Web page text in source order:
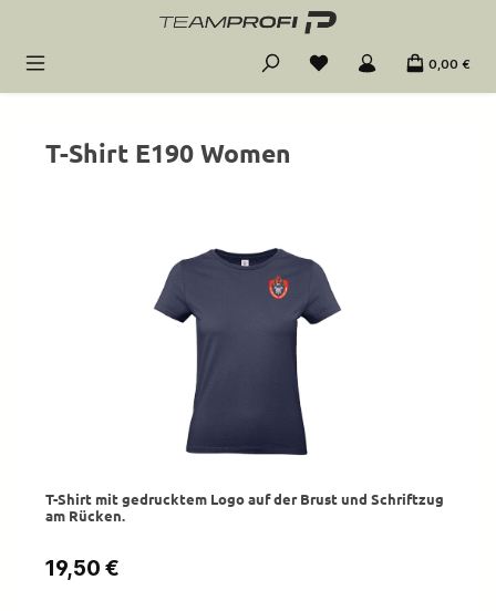
Zum Hauptinhalt springen
0,00 €
T-Shirt E190 Women
T-Shirt mit gedrucktem Logo auf der Brust und Schriftzug
am Rücken.
Regulärer Preis:
19,50 €